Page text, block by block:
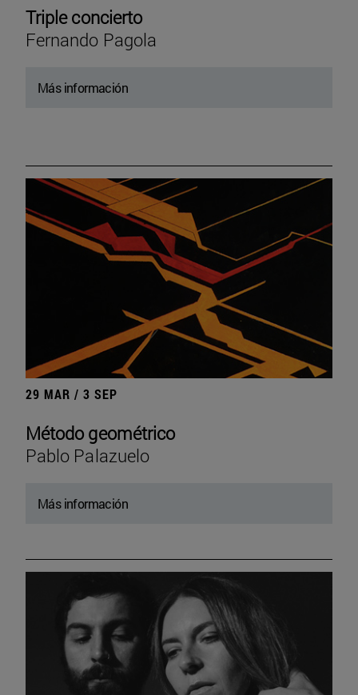
Triple concierto
Fernando Pagola
Más información
29 MAR / 3 SEP
Método geométrico
Pablo Palazuelo
Más información